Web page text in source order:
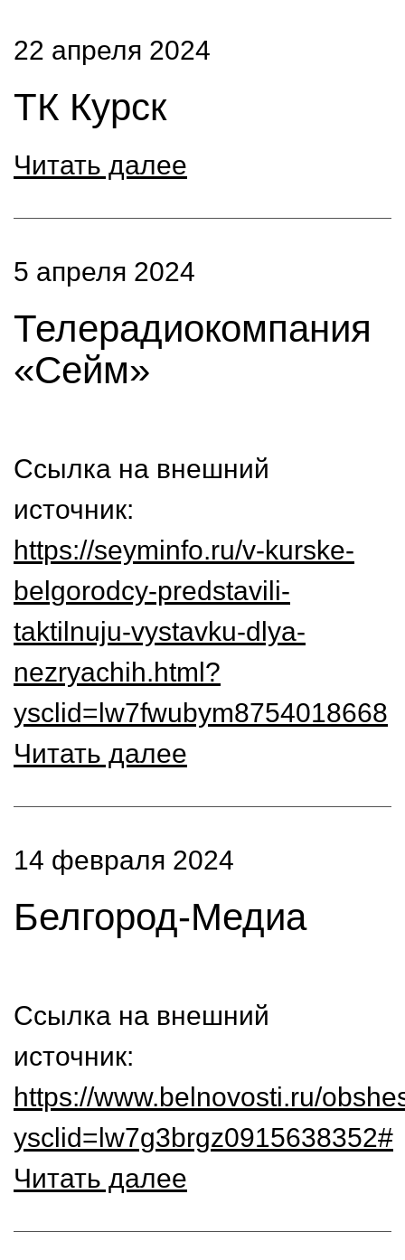
22 апреля 2024
ТК Курск
Читать далее
5 апреля 2024
Телерадиокомпания
«Сейм»
Ссылка на внешний
источник:
https://seyminfo.ru/v-kurske-
belgorodcy-predstavili-
taktilnuju-vystavku-dlya-
nezryachih.html?
ysclid=lw7fwubym8754018668
Читать далее
14 февраля 2024
Белгород-Медиа
Ссылка на внешний
источник:
https://www.belnovosti.ru/
ysclid=lw7g3brgz0915638352#
Читать далее